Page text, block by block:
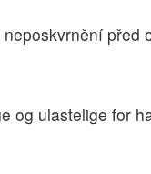
před
og ulastelige for